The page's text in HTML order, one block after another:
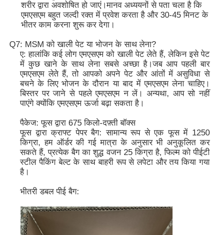
शरीर द्वारा अवशोषित हो जाएं।मानव अध्ययनों से पता चला है कि
एमएसएम बहुत जल्दी रक्त में प्रवेश करता है और 30-45 मिनट के
भीतर काम करना शुरू कर देगा।
Q7: MSM को खाली पेट या भोजन के साथ लेना?
ए: हालांकि कई लोग एमएसएम को खाली पेट लेते हैं, लेकिन इसे पेट
में कुछ खाने के साथ लेना सबसे अच्छा है।जब आप पहली बार
एमएसएम लेते हैं, तो आपको अपने पेट और आंतों में असुविधा से
बचने के लिए भोजन के दौरान या बाद में एमएसएम लेना चाहिए।
बिस्तर पर जाने से पहले एमएसएम न लें। अन्यथा, आप सो नहीं
पाएंगे क्योंकि एमएसएम ऊर्जा बढ़ा सकता है।
पैकेज: फूस द्वारा 675 किलो-दफ़्ती बॉक्स
फूस द्वारा क्राफ्ट पेपर बैग: सामान्य रूप से एक फूस में 1250
किग्रा, हम ऑर्डर की गई मात्रा के अनुसार भी अनुकूलित कर
सकते हैं, प्रत्येक बैग का शुद्ध वजन 25 किग्रा है, फिल्म को पीईटी
स्टील पैकिंग बेल्ट के साथ बाहरी रूप से लपेटा और तय किया गया
है।
भीतरी डबल पीई बैग: